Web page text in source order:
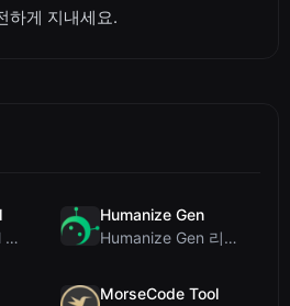
하게 지내세요.
Super SpinWheel 리뷰: 개인정보 보호 우선 무료 휠 스피너
Humanize Gen
Humanize Gen 리뷰: 이 무료 AI 휴머나이저 심층 분석
MorseCode Tool